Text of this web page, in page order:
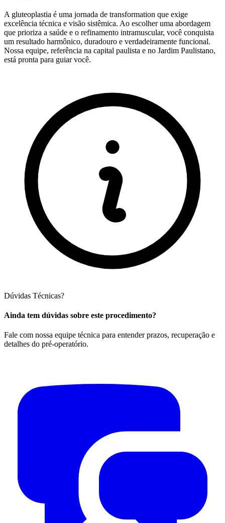
A gluteoplastia é uma jornada de transformation que exige
excelência técnica e visão sistêmica. Ao escolher uma abordagem
que prioriza a saúde e o refinamento intramuscular, você conquista
um resultado harmônico, duradouro e verdadeiramente funcional.
Nossa equipe, referência na capital paulista e no Jardim Paulistano,
está pronta para guiar você.
Dúvidas Técnicas?
Ainda tem dúvidas sobre este procedimento?
Fale com nossa equipe técnica para entender prazos, recuperação e
detalhes do pré-operatório.